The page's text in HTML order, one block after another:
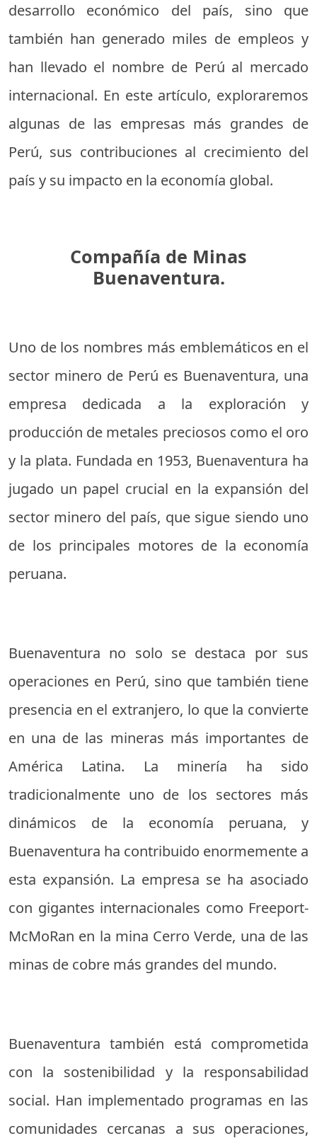
desarrollo económico del país, sino que
también han generado miles de empleos y
han llevado el nombre de Perú al mercado
internacional. En este artículo, exploraremos
algunas de las empresas más grandes de
Perú, sus contribuciones al crecimiento del
país y su impacto en la economía global.
Compañía de Minas
Buenaventura.
Uno de los nombres más emblemáticos en el
sector minero de Perú es Buenaventura, una
empresa dedicada a la exploración y
producción de metales preciosos como el oro
y la plata. Fundada en 1953, Buenaventura ha
jugado un papel crucial en la expansión del
sector minero del país, que sigue siendo uno
de los principales motores de la economía
peruana.
Buenaventura no solo se destaca por sus
operaciones en Perú, sino que también tiene
presencia en el extranjero, lo que la convierte
en una de las mineras más importantes de
América Latina. La minería ha sido
tradicionalmente uno de los sectores más
dinámicos de la economía peruana, y
Buenaventura ha contribuido enormemente a
esta expansión. La empresa se ha asociado
con gigantes internacionales como Freeport-
McMoRan en la mina Cerro Verde, una de las
minas de cobre más grandes del mundo.
Buenaventura también está comprometida
con la sostenibilidad y la responsabilidad
social. Han implementado programas en las
comunidades cercanas a sus operaciones,